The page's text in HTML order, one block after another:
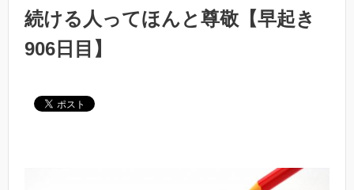
続ける人ってほんと尊敬【早起き
906日目】